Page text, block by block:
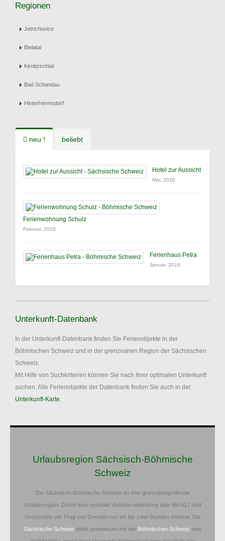
Regionen
Jetrichovice
Bielatal
Kirnitzschtal
Bad Schandau
Hinterhermsdorf
neu ! beliebt
Hotel zur Aussicht
Mai, 2016
Ferienwohnung Schulz
Februar, 2016
Ferienhaus Petra
Januar, 2016
Unterkunft-Datenbank
In der Unterkunft-Datenbank finden Sie Ferienobjekte in der
Böhmischen Schweiz und in der grenznahen Region der Sächsischen
Schweiz.
Mit Hilfe von Suchkriterien können Sie nach Ihrer optimalen Unterkunft
suchen. Alle Ferienobjekte der Datenbank finden Sie auch in der
Unterkunft-Karte.
Urlaubsregion Sächsisch-Böhmische
Schweiz
Die Sächsisch-Böhmische Schweiz ist eine grenzübergreifende
Urlaubsregion. Durch eine optimale Verkehrsanbindung über die A17 sind
Großstädte wie Prag und Dresden nur ein bis zwei Stunden entfernt. Die
Sächsische Schweiz bildet gemeinsam mit der Böhmischen Schweiz eine